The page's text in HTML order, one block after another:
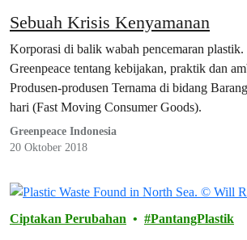
Sebuah Krisis Kenyamanan
Korporasi di balik wabah pencemaran plastik.
Greenpeace tentang kebijakan, praktik dan
Produsen-produsen Ternama di bidang
hari (Fast Moving Consumer Goods).
Greenpeace Indonesia
20 Oktober 2018
Ciptakan Perubahan PantangPlastik